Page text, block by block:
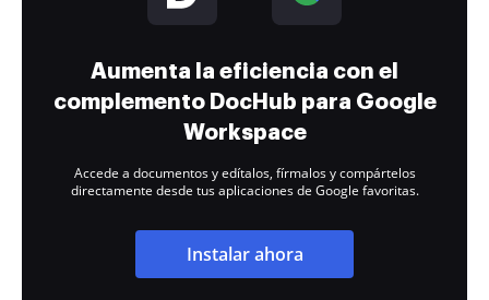
Aumenta la eficiencia con el
complemento DocHub para Google
Workspace
Accede a documentos y edítalos, fírmalos y compártelos
directamente desde tus aplicaciones de Google favoritas.
Instalar ahora